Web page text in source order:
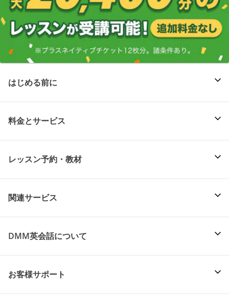
はじめる前に
料金とサービス
レッスン予約・教材
関連サービス
DMM英会話について
お客様サポート